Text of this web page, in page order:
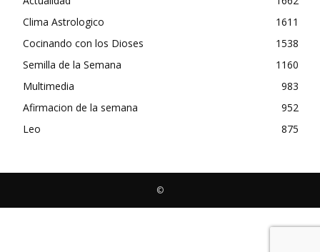
Clima Astrologico
1611
Cocinando con los Dioses
1538
Semilla de la Semana
1160
Multimedia
983
Afirmacion de la semana
952
Leo
875
©